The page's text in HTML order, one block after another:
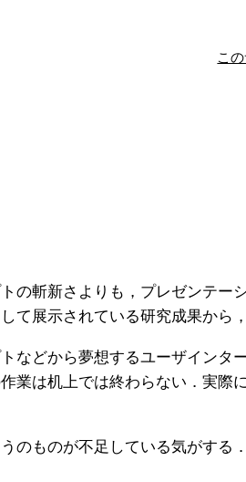
こ
の斬新さよりも，プレゼンテ
展示されている研究成果から
どから夢想するユーザインタ
は机上では終わらない．実
のものが不足している気がする．